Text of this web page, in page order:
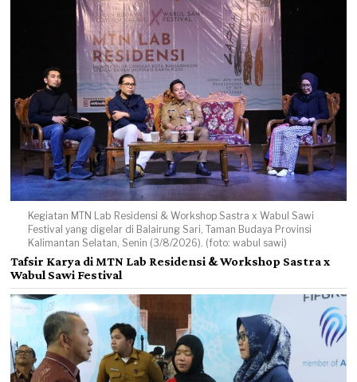
Kegiatan MTN Lab Residensi & Workshop Sastra x Wabul Sawi
Festival yang digelar di Balairung Sari, Taman Budaya Provinsi
Kalimantan Selatan, Senin (3/8/2026). (foto: wabul sawi)
Tafsir Karya di MTN Lab Residensi & Workshop Sastra x
Wabul Sawi Festival